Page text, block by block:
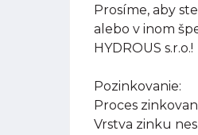
Prosíme, aby
alebo v inom
HYDROUS s.r.o.!
Pozinkovanie:
Proces
Vrstva zinku